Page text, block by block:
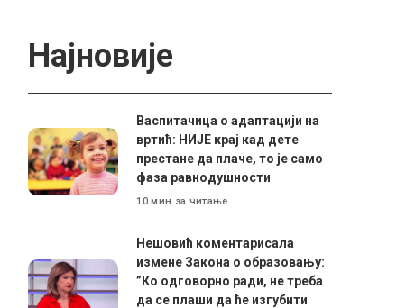
Најновије
Васпитачица о адаптацији на
вртић: НИЈЕ крај кад дете
престане да плаче, то је само
фаза равнодушности
10 мин за читање
Нешовић коментарисала
измене Закона о образовању:
”Ко одговорно ради, не треба
да се плаши да ће изгубити